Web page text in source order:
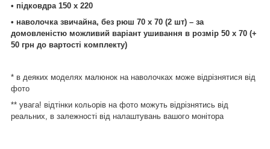
• підковдра 150 х 220
• наволочка звичайна, без рюш 70 х 70 (2 шт) – за
домовленістю можливий варіант ушивання в розмір 50 х 70 (+
50 грн до вартості комплекту)
* в деяких моделях малюнок на наволочках може відрізнятися від
фото
** увага! відтінки кольорів на фото можуть відрізнятись від
реальних, в залежності від налаштувань вашого монітора